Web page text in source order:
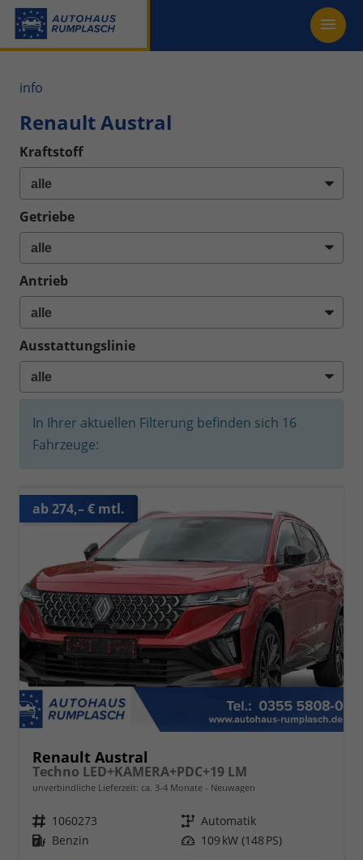
info
Renault Austral
Kraftstoff
Getriebe
Antrieb
Ausstattungslinie
In Ihrer aktuellen Filterung befinden sich 16
Fahrzeuge:
ab 274,– € mtl.
Renault Austral
Techno LED+KAMERA+PDC+19 LM
unverbindliche Lieferzeit: ca. 3-4 Monate Neuwagen
Fahrzeugnr. 1060273 Getriebe Automatik
Kraftstoff Benzin Leistung 109 kW (148 PS)